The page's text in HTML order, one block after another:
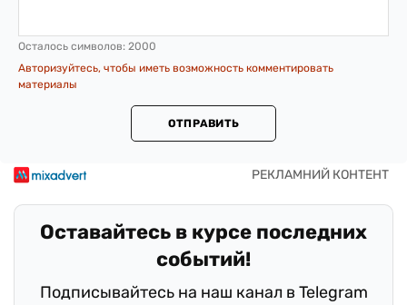
Осталось символов: 2000
Авторизуйтесь, чтобы иметь возможность комментировать
материалы
ОТПРАВИТЬ
Оставайтесь в курсе последних
событий!
Подписывайтесь на наш канал в Telegram